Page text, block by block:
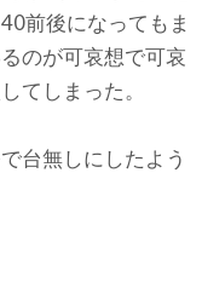
前後になってもま
のが可哀想で可哀
てしまった。
台無しにしたよう